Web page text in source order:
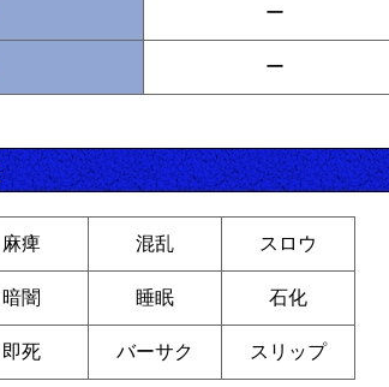
ー
ー
麻痺 混乱 スロウ
暗闇 睡眠 石化
即死 バーサク スリップ